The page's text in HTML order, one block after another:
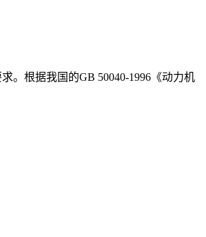
。根据我国的GB 50040-1996《动力机